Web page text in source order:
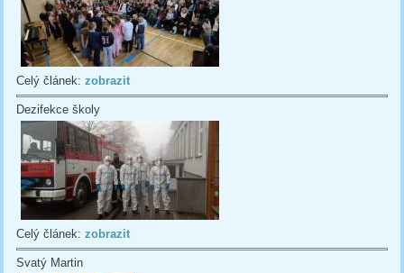
Celý článek:zobrazit
Dezifekce školy
Celý článek:zobrazit
Svatý Martin